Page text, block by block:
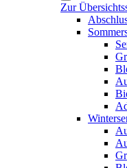
Zur